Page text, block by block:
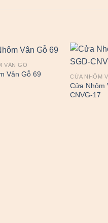
VÂN GỖ
Vân Gỗ 69 CỬA NHÔM
Cửa Nhôm
CNVG-17